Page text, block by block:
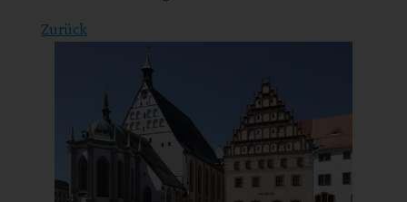
Zurück